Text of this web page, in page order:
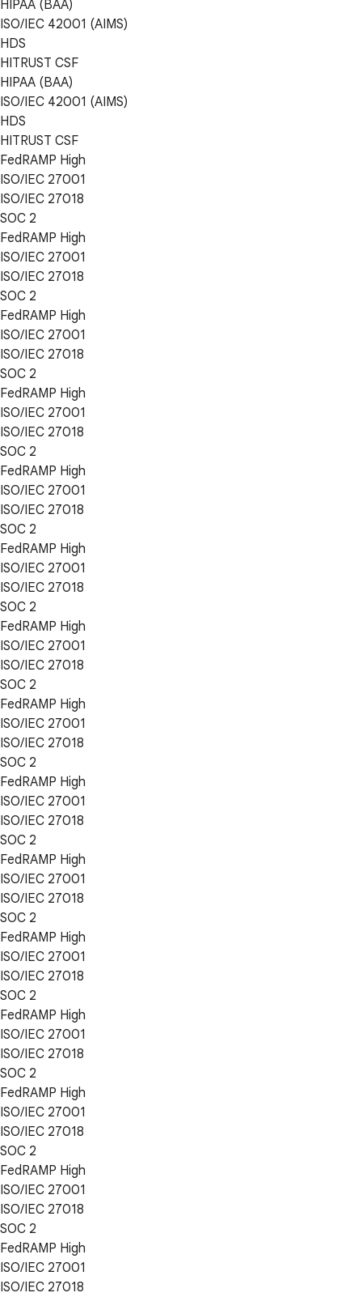
HIPAA (BAA)
ISO/IEC 42001 (AIMS)
HDS
HITRUST CSF
HIPAA (BAA)
ISO/IEC 42001 (AIMS)
HDS
HITRUST CSF
FedRAMP High
ISO/IEC 27001
ISO/IEC 27018
SOC 2
FedRAMP High
ISO/IEC 27001
ISO/IEC 27018
SOC 2
FedRAMP High
ISO/IEC 27001
ISO/IEC 27018
SOC 2
FedRAMP High
ISO/IEC 27001
ISO/IEC 27018
SOC 2
FedRAMP High
ISO/IEC 27001
ISO/IEC 27018
SOC 2
FedRAMP High
ISO/IEC 27001
ISO/IEC 27018
SOC 2
FedRAMP High
ISO/IEC 27001
ISO/IEC 27018
SOC 2
FedRAMP High
ISO/IEC 27001
ISO/IEC 27018
SOC 2
FedRAMP High
ISO/IEC 27001
ISO/IEC 27018
SOC 2
FedRAMP High
ISO/IEC 27001
ISO/IEC 27018
SOC 2
FedRAMP High
ISO/IEC 27001
ISO/IEC 27018
SOC 2
FedRAMP High
ISO/IEC 27001
ISO/IEC 27018
SOC 2
FedRAMP High
ISO/IEC 27001
ISO/IEC 27018
SOC 2
FedRAMP High
ISO/IEC 27001
ISO/IEC 27018
SOC 2
FedRAMP High
ISO/IEC 27001
ISO/IEC 27018